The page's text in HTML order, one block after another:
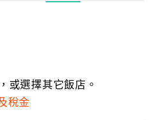
，這種形式稱為「三塌壽」。
仔石平砌，牆面上層則是紅磚外
或選擇其它飯店。
稅金